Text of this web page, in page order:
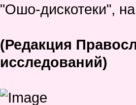
"Ошо-дискотеки",
(Редакция
исследований)